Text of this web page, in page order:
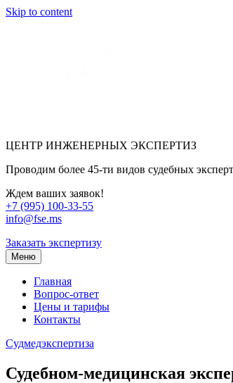
Skip to content
ЦЕНТР ИНЖЕНЕРНЫХ ЭКСПЕРТИЗ
Проводим более 45-ти видов судебных
Ждем ваших заявок!
+7 (995) 100-33-55
info@fse.ms
Заказать экспертизу
Меню
Главная
Вопрос-ответ
Цены и тарифы
Контакты
Судмедэкспертиза
Судебном-медицинская